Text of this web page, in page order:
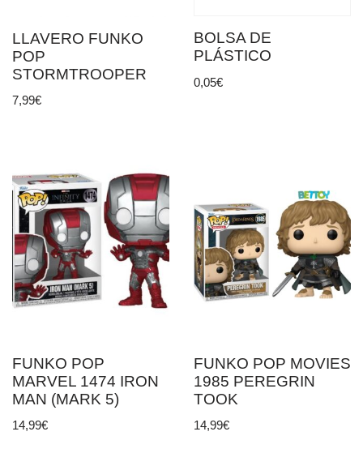
LLAVERO FUNKO
POP
STORMTROOPER
7,99€
BOLSA DE
PLÁSTICO
0,05€
FUNKO POP
MARVEL 1474 IRON
MAN (MARK 5)
14,99€
FUNKO POP MOVIES
1985 PEREGRIN
TOOK
14,99€